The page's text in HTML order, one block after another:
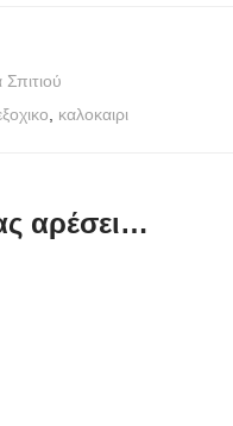
καλοκαιρι
αρέσει…